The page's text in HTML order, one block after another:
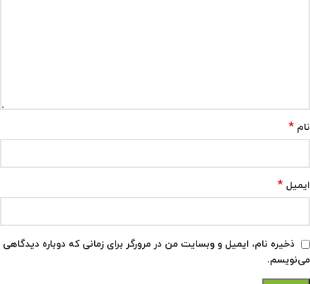
نام *
ایمیل *
ذخیره نام، ایمیل و وبسایت من در مرورگر برای زمانی که دوباره دیدگاهی
می‌نویسم.